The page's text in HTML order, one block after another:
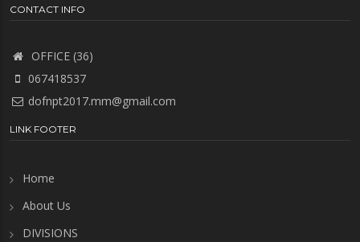
CONTACT INFO
OFFICE (36)
067418537
dofnpt2017.mm@gmail.com
LINK FOOTER
Home
About Us
DIVISIONS